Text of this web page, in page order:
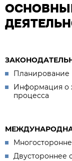
Планирование
Информация о
процесса
Двустороннее